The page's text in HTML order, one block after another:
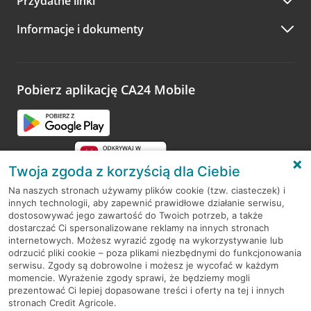
A po wizycie…
Zachęcamy do podzielenia się z nami opinią o wizycie.
opinie.
Informacje i dokumenty
Pobierz aplikację CA24 Mobile
RODO
Regulamin serwisu
Mapa serwisu
PolitykaCookies
Twoja zgoda z korzyścią dla Ciebie
Na naszych stronach używamy plików cookie (tzw. ciasteczek) i
innych technologii, aby zapewnić prawidłowe działanie serwisu,
dostosowywać jego zawartość do Twoich potrzeb, a także
dostarczać Ci spersonalizowane reklamy na innych stronach
internetowych. Możesz wyrazić zgodę na wykorzystywanie lub
odrzucić pliki cookie – poza plikami niezbędnymi do funkcjonowania
serwisu. Zgody są dobrowolne i możesz je wycofać w każdym
momencie. Wyrażenie zgody sprawi, że będziemy mogli
prezentować Ci lepiej dopasowane treści i oferty na tej i innych
stronach Credit Agricole.